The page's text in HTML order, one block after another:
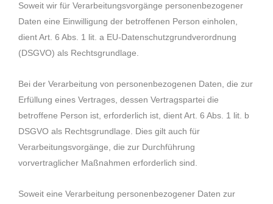
Soweit wir für Verarbeitungsvorgänge personenbezogener
Daten eine Einwilligung der betroffenen Person einholen,
dient Art. 6 Abs. 1 lit. a EU-Datenschutzgrundverordnung
(DSGVO) als Rechtsgrundlage.
Bei der Verarbeitung von personenbezogenen Daten, die zur
Erfüllung eines Vertrages, dessen Vertragspartei die
betroffene Person ist, erforderlich ist, dient Art. 6 Abs. 1 lit. b
DSGVO als Rechtsgrundlage. Dies gilt auch für
Verarbeitungsvorgänge, die zur Durchführung
vorvertraglicher Maßnahmen erforderlich sind.
Soweit eine Verarbeitung personenbezogener Daten zur